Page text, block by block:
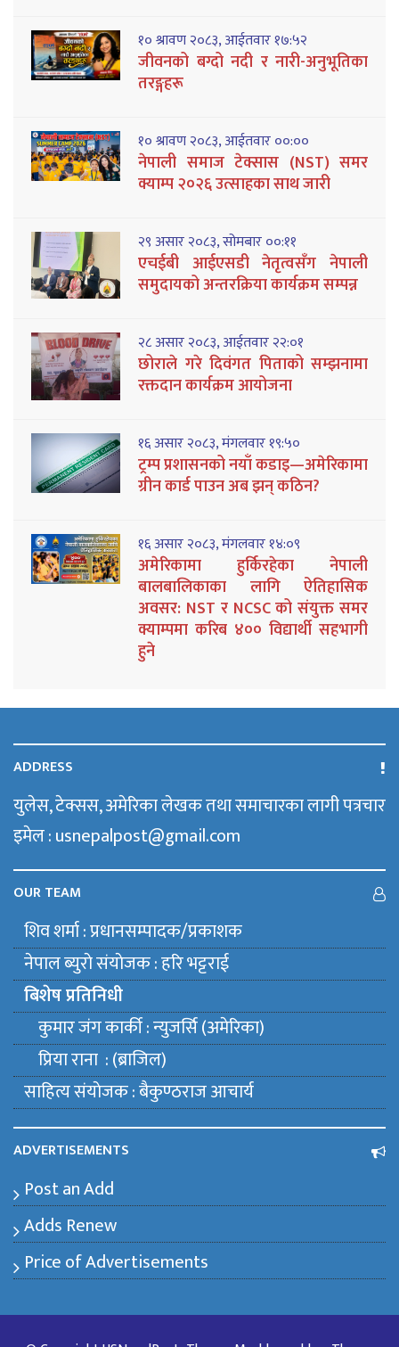
१० श्रावण २०८३, आईतवार १७:५२
जीवनको बग्दो नदी र नारी-अनुभूतिका
तरङ्गहरू
१० श्रावण २०८३, आईतवार ००:००
नेपाली समाज टेक्सास (NST) समर
क्याम्प २०२६ उत्साहका साथ जारी
२९ असार २०८३, सोमबार ००:११
एचईबी आईएसडी नेतृत्वसँग नेपाली
समुदायको अन्तरक्रिया कार्यक्रम सम्पन्न
२८ असार २०८३, आईतवार २२:०१
छोराले गरे दिवंगत पिताको सम्झनामा
रक्तदान कार्यक्रम आयोजना
१६ असार २०८३, मंगलवार १९:५०
ट्रम्प प्रशासनको नयाँ कडाइ—अमेरिकामा
ग्रीन कार्ड पाउन अब झन् कठिन?
१६ असार २०८३, मंगलवार १४:०९
अमेरिकामा हुर्किरहेका नेपाली
बालबालिकाका लागि ऐतिहासिक
अवसर: NST र NCSC को संयुक्त समर
क्याम्पमा करिब ४०० विद्यार्थी सहभागी
हुने
ADDRESS
युलेस, टेक्सस, अमेरिका लेखक तथा समाचारका लागी पत्रचार
इमेल : usnepalpost@gmail.com
OUR TEAM
शिव शर्मा : प्रधानसम्पादक/प्रकाशक
नेपाल ब्युराे संयाेजक : हरि भट्टराई
बिशेष प्रतिनिधी
कुमार जंग कार्की : न्युजर्सि (अमेरिका)
प्रिया राना : (ब्राजिल)
साहित्य संयाेजक : बैकुण्ठराज आचार्य
ADVERTISEMENTS
Post an Add
Adds Renew
Price of Advertisements